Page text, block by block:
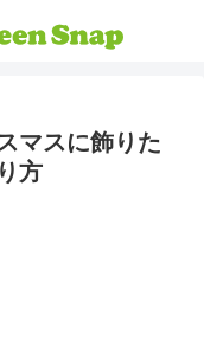
マスに飾りた
方